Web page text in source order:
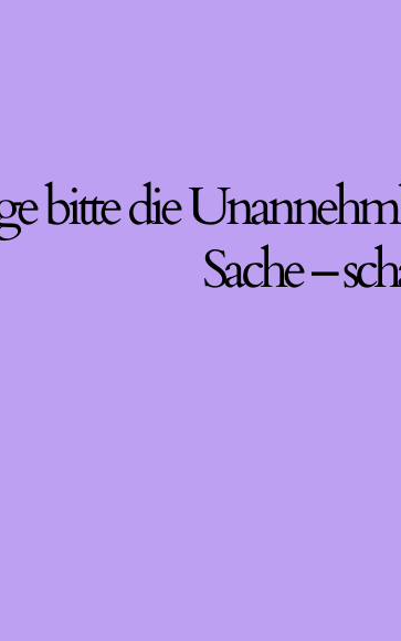
bitte die
Sache –